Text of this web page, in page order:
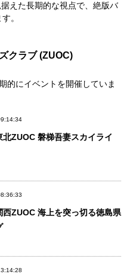
えた長期的な視点で、絶版バ
。
クラブ (ZUOC)
的にイベントを開催していま
北ZUOC 磐梯吾妻スカイライ
西ZUOC 海上を突っ切る徳島県